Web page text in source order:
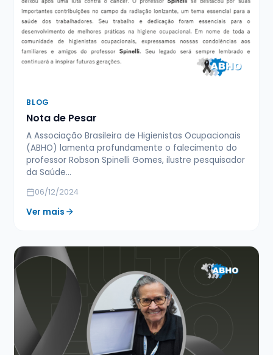
BLOG
Nota de Pesar
A Associação Brasileira de Higienistas Ocupacionais
(ABHO) lamenta profundamente o falecimento do
professor Robson Spinelli Gomes, ilustre pesquisador
da Saúde…
06/12/2024
Ver mais